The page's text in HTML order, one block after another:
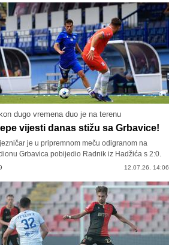
dugo vremena duo je na terenu
vijesti danas stižu sa Grbavice!
je u pripremnom meču odigranom na
Grbavica pobijedio Radnik iz Hadžića s 2:0.
12.07.26. 14:06